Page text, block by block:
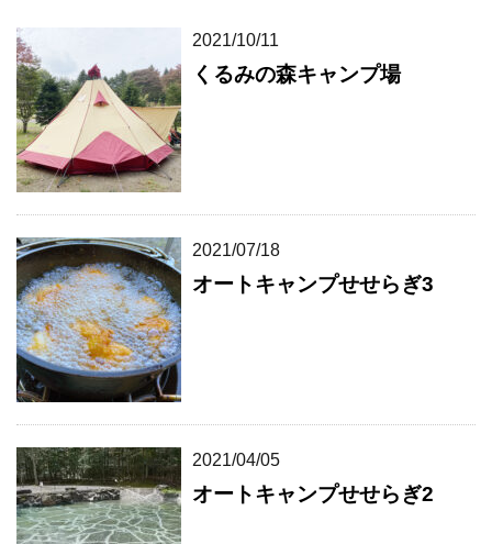
2021/10/11
くるみの森キャンプ場
2021/07/18
オートキャンプせせらぎ3
2021/04/05
オートキャンプせせらぎ2